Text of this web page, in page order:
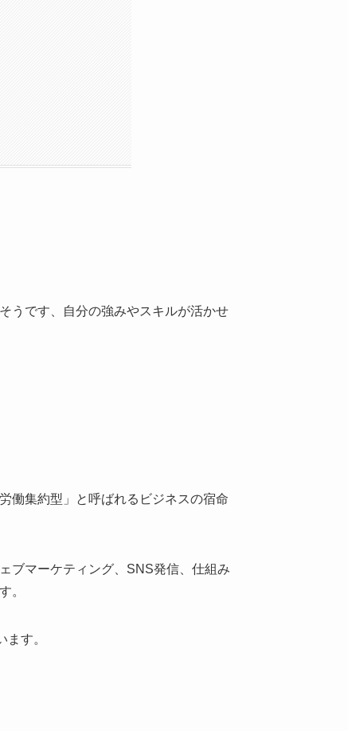
うです、自分の強みやスキルが活かせ
働集約型」と呼ばれるビジネスの宿命
ブマーケティング、SNS発信、仕組み
。
す。